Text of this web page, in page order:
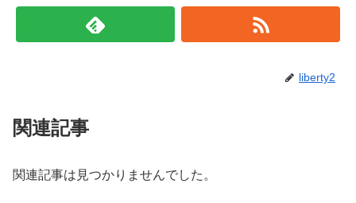
liberty2
関連記事
関連記事は見つかりませんでした。